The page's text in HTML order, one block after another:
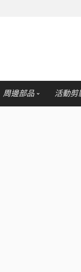
周邊部品 活動剪